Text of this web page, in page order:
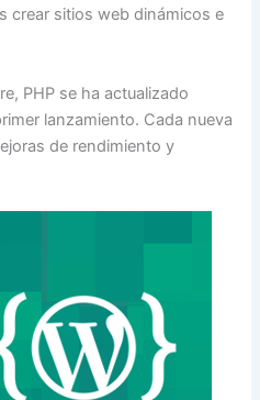
crear sitios web dinámicos e
PHP se ha actualizado
lanzamiento. Cada nueva
de rendimiento y